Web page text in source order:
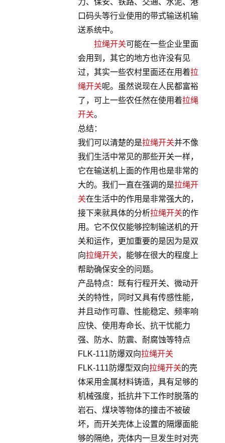
口码头等行业使用的带式输送机输
送系统中。
拉绳开关可能在一些企业里面
会用到，其它的地方也许没有见
过，其实一些农村里面还在用着拉
绳开关呢。虽然说现在人民都富裕
了，可上一些农任然在使用着拉绳
开关。
总结：
我们可以清楚的是拉绳开关并不像
我们生活中常见的那些开关一样，
它在输送机上面的作用也是非常的
大的。我们一直在强调的是拉绳开
关在生活中的作用是非常强大的，
接下来就具体的分析拉绳开关的作
用。它不仅仅能够控制输送机的开
关和运作，更加重要的是因为是双
向拉绳开关，能够在很大的程度上
帮助确保安全的问题。
产品特点：既有行程开关、微动开
关的特性，同时又具有传感性能，
并且动作可靠、性能稳定、频率响
应快、使用寿命长、抗干忧能力
强、防水、防震、耐腐蚀等特点
FLK-111防爆双向拉绳开关
FLK-111防爆型双向拉绳开关的壳
体采用金属材料铸造，具有足够的
机械强度，抵抗井下工作时脱落的
岩石、煤块等物体的撞击不被破
坏，而开关壳体上设置的隔爆面能
够的隔绝，壳体内一旦发生时对壳